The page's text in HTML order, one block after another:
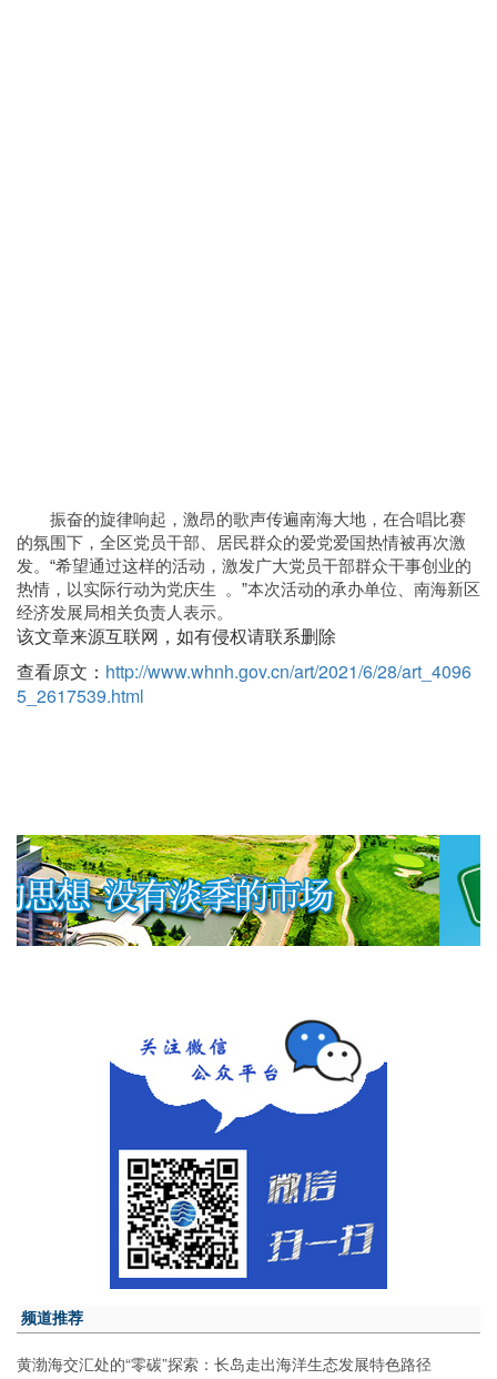
振奋的旋律响起，激昂的歌声传遍南海大地，在合唱比赛
的氛围下，全区党员干部、居民群众的爱党爱国热情被再次激
发。“希望通过这样的活动，激发广大党员干部群众干事创业的
热情，以实际行动为党庆生 。”本次活动的承办单位、南海新区
经济发展局相关负责人表示。
该文章来源互联网，如有侵权请联系删除
查看原文： http://www.whnh.gov.cn/art/2021/6/28/art_4096
5_2617539.html
频道推荐
黄渤海交汇处的“零碳”探索：长岛走出海洋生态发展特色路径